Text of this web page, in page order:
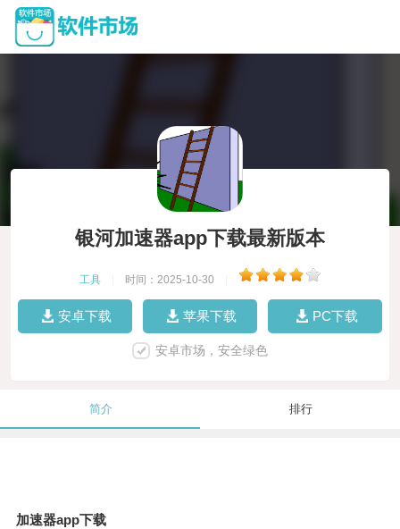
银河加速器app下载最新版本
工具 时间：2025-10-30
安卓下载 苹果下载 PC下载
安卓市场，安全绿色
简介 排行
加速器app下载